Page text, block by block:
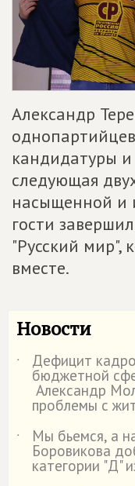
Александр
кандидатуры и
следующая
насыщенной и
гости
"Русский мир",
вместе.
Новости
˙ Дефицит
бюджетной
Александр
проблемы с
˙
Мы бьемся, а
Боровикова
категории "Д"